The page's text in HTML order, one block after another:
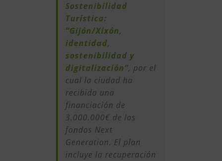
Sostenibilidad
Turística:
“Gijón/Xixón,
identidad,
sostenibilidad y
digitalización”, por el
cual la ciudad ha
recibido una
financiación de
3.000.000€ de los
fondos Next
Generation. El plan
incluye la recuperación